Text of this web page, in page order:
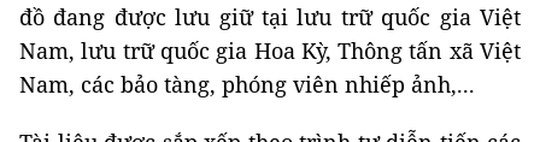
đồ đang được lưu giữ tại lưu trữ quốc gia Việt
Nam, lưu trữ quốc gia Hoa Kỳ, Thông tấn xã Việt
Nam, các bảo tàng, phóng viên nhiếp ảnh,...